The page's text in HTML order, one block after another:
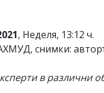
, Неделя, 13:12 ч.
снимки:
в различни